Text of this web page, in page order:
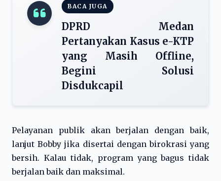
BACA JUGA
DPRD Medan
Pertanyakan Kasus e-KTP
yang Masih Offline,
Begini Solusi
Disdukcapil
Pelayanan publik akan berjalan dengan baik,
lanjut Bobby jika disertai dengan birokrasi yang
bersih. Kalau tidak, program yang bagus tidak
berjalan baik dan maksimal.